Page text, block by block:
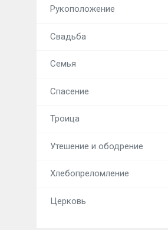
Рукоположение
Свадьба
Семья
Спасение
Троица
Утешение и ободрение
Хлебопреломление
Церковь